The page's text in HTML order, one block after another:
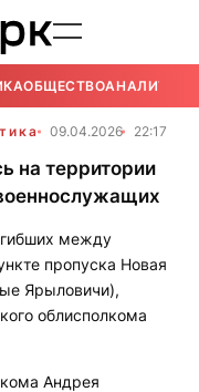
ОБЩЕСТВОАНАЛИТИКА
09.04.2026 22:17
на территории
между
пропуска Новая
Ярыловичи),
облисполкома
Андрея